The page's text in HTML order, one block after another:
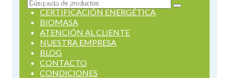
Buscar
por: CERTIFICACIÓN ENERGÉTICA
BIOMASA
ATENCIÓN AL CLIENTE
NUESTRA EMPRESA
BLOG
CONTACTO
CONDICIONES